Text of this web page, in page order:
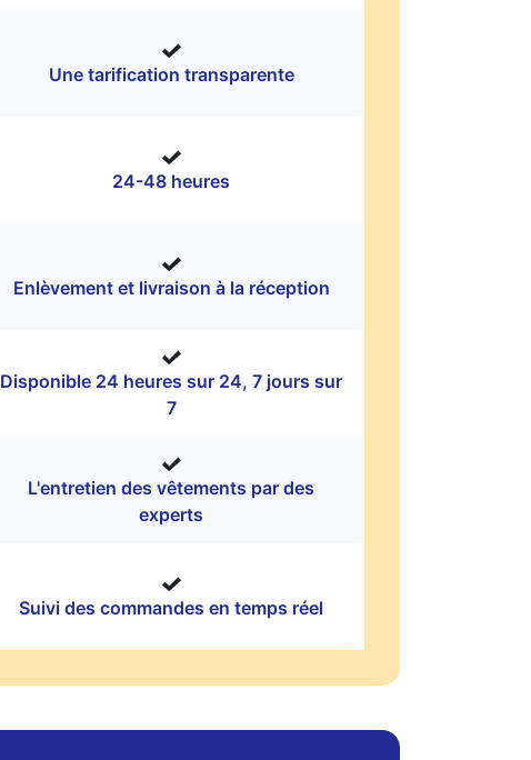
Une tarification transparente
24-48 heures
Enlèvement et livraison à la réception
Disponible 24 heures sur 24, 7 jours sur
7
L'entretien des vêtements par des
experts
Suivi des commandes en temps réel